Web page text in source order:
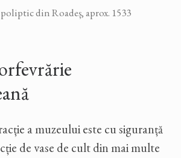
din Roadeș, aprox. 1533
a muzeului este cu siguranță
de vase de cult din mai multe